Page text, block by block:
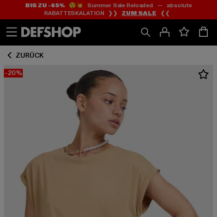
Zum
Inhalt
springen
Zum
Fußzeile
springen
BIS ZU -65%😲💥 Summer Sale Reloaded — absolute
RABATTESKALATION ❯❯ ZUM SALE ❮❮
ZURÜCK
-20%